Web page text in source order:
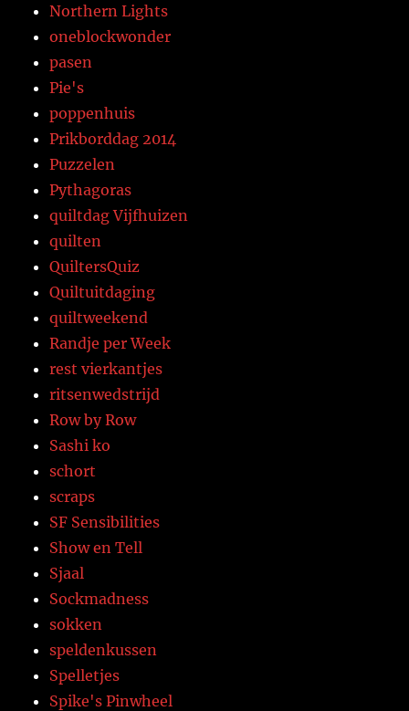
Northern Lights
oneblockwonder
pasen
Pie's
poppenhuis
Prikborddag 2014
Puzzelen
Pythagoras
quiltdag Vijfhuizen
quilten
QuiltersQuiz
Quiltuitdaging
quiltweekend
Randje per Week
rest vierkantjes
ritsenwedstrijd
Row by Row
Sashi ko
schort
scraps
SF Sensibilities
Show en Tell
Sjaal
Sockmadness
sokken
speldenkussen
Spelletjes
Spike's Pinwheel